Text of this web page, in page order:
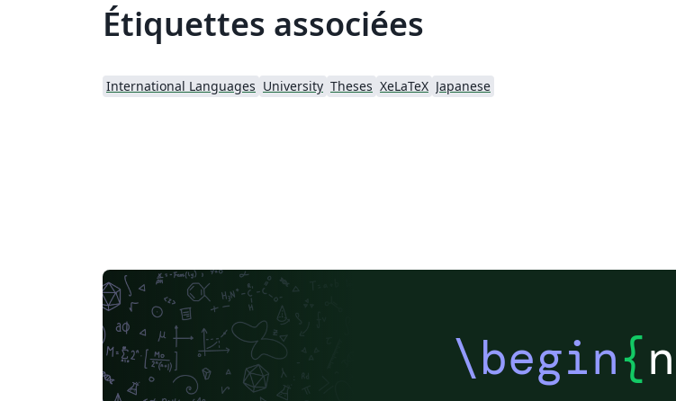
Étiquettes associées
International Languages University Theses XeLaTeX Japanese
\begin{